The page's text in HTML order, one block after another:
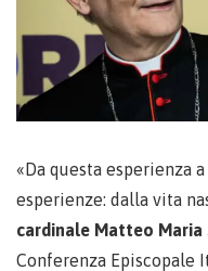
«Da questa esperienza
esperienze: dalla vita
cardinale Matteo Maria
Conferenza Episcopale